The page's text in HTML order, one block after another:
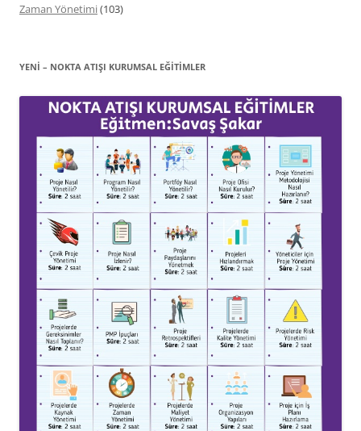
Zaman Yönetimi(103)
YENİ – NOKTA ATIŞI KURUMSAL EĞITIMLER